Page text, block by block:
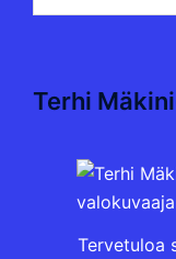
Terhi
Tervetuloa